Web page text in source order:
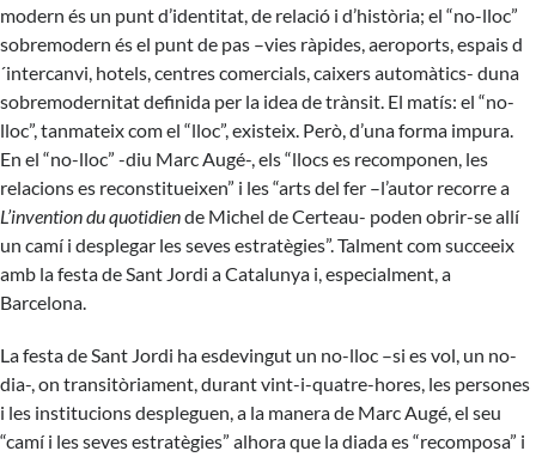
modern és un punt d’identitat, de relació i d’història; el “no-lloc”
sobremodern és el punt de pas –vies ràpides, aeroports, espais d
´intercanvi, hotels, centres comercials, caixers automàtics- duna
sobremodernitat definida per la idea de trànsit. El matís: el “no-
lloc”, tanmateix com el “lloc”, existeix. Però, d’una forma impura.
En el “no-lloc” -diu Marc Augé-, els “llocs es recomponen, les
relacions es reconstitueixen” i les “arts del fer –l’autor recorre a
L’invention du quotidiende Michel de Certeau- poden obrir-se allí
un camí i desplegar les seves estratègies”. Talment com succeeix
amb la festa de Sant Jordi a Catalunya i, especialment, a
Barcelona.
La festa de Sant Jordi ha esdevingut un no-lloc –si es vol, un no-
dia-, on transitòriament, durant vint-i-quatre-hores, les persones
i les institucions despleguen, a la manera de Marc Augé, el seu
“camí i les seves estratègies” alhora que la diada es “recomposa” i